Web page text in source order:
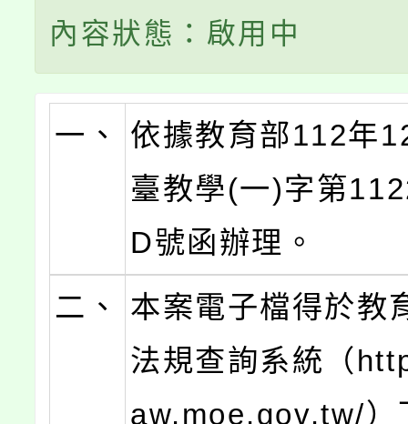
內容狀態：啟用中
一、
依據教育部112年
臺教學(一)字第
D號函辦理。
二、
本案電子檔得於教
法規查詢系統（
aw.moe.gov.tw/）